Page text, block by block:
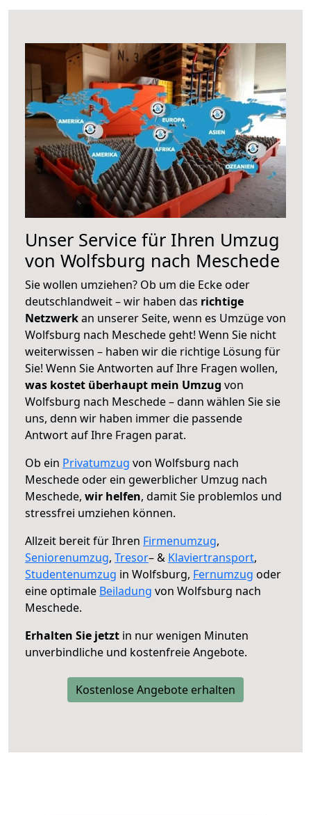
Unser Service für Ihren Umzug
von Wolfsburg nach Meschede
Sie wollen umziehen? Ob um die Ecke oder
deutschlandweit – wir haben das richtige
Netzwerkan unserer Seite, wenn es Umzüge von
Wolfsburg nach Meschede geht! Wenn Sie nicht
weiterwissen – haben wir die richtige Lösung für
Sie! Wenn Sie Antworten auf Ihre Fragen wollen,
was kostet überhaupt mein Umzug von
Wolfsburg nach Meschede – dann wählen Sie sie
uns, denn wir haben immer die passende
Antwort auf Ihre Fragen parat.
Ob ein Privatumzug von Wolfsburg nach
Meschede oder ein gewerblicher Umzug nach
Meschede, wir helfen, damit Sie problemlos und
stressfrei umziehen können.
Allzeit bereit für Ihren Firmenumzug,
Seniorenumzug, Tresor– & Klaviertransport,
Studentenumzug in Wolfsburg, Fernumzug oder
eine optimale Beiladung von Wolfsburg nach
Meschede.
Erhalten Sie jetzt in nur wenigen Minuten
unverbindliche und kostenfreie Angebote.
Kostenlose Angebote erhalten